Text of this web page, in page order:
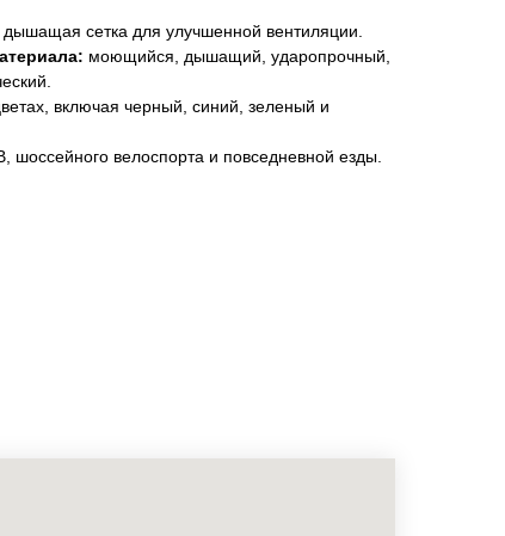
дышащая сетка для улучшенной вентиляции.
моющийся, дышащий, ударопрочный,
включая черный, синий, зеленый и
шоссейного велоспорта и повседневной езды.